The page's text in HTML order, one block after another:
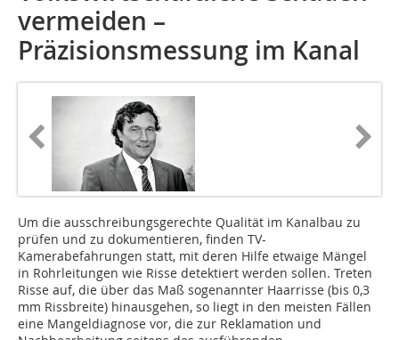
vermeiden –
Präzisionsmessung im Kanal
Um die ausschreibungsgerechte Qualität im Kanalbau zu
prüfen und zu dokumentieren, finden TV-
Kamerabefahrungen statt, mit deren Hilfe etwaige Mängel
in Rohrleitungen wie Risse detektiert werden sollen. Treten
Risse auf, die über das Maß sogenannter Haarrisse (bis 0,3
mm Rissbreite) hinausgehen, so liegt in den meisten Fällen
eine Mangeldiagnose vor, die zur Reklamation und